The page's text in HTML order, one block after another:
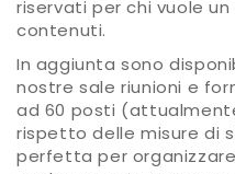
riservati per chi vuole
contenuti.
In aggiunta sono
nostre sale riunioni e
ad 60 posti
rispetto delle misure di
perfetta per